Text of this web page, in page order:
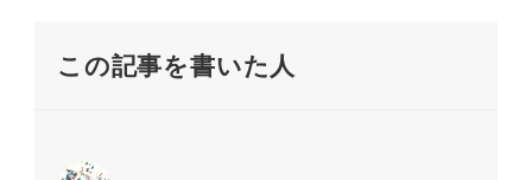
この記事を書いた人